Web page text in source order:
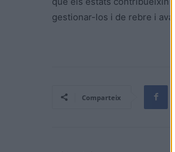
gestionar-los i de rebre i
Comparteix